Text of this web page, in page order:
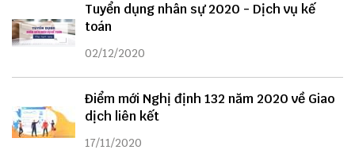
Tuyển dụng nhân sự 2020 - Dịch vụ kế
toán
02/12/2020
Điểm mới Nghị định 132 năm 2020 về Giao
dịch liên kết
17/11/2020